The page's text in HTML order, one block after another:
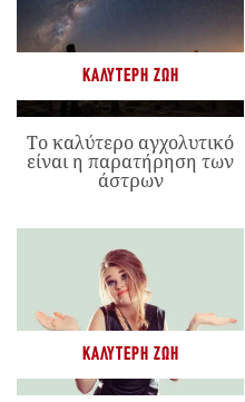
ΚΑΛΎΤΕΡΗ ΖΩΉ
Το καλύτερο αγχολυτικό
είναι η παρατήρηση των
άστρων
ΚΑΛΎΤΕΡΗ ΖΩΉ